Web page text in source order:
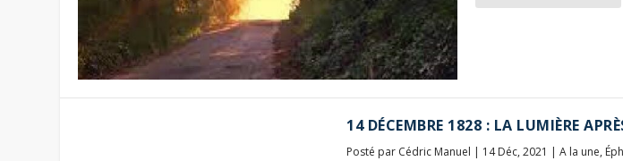
14 DÉCEMBRE 1828 : LA LUMIÈRE
Posté par Cédric Manuel | 14 Déc, 2021 |A la une,